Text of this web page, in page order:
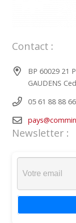
Contact :
BP 60029 21
GAUDENS
05 61 88 88 66
Newsletter :